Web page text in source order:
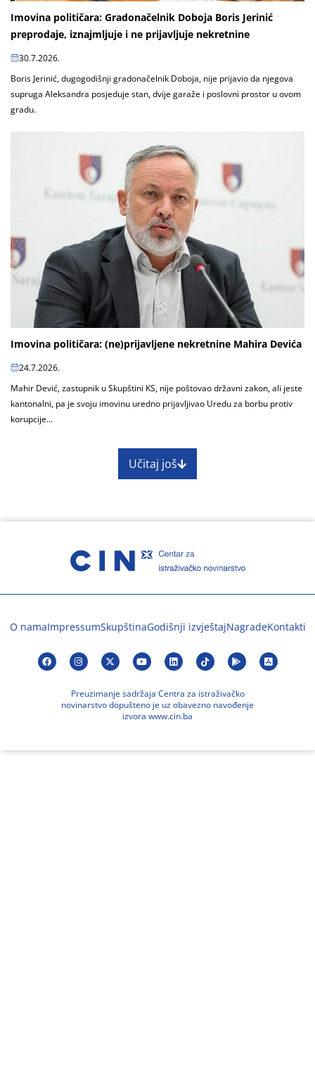
Imovina političara: Gradonačelnik Doboja Boris Jerinić
preprodaje, iznajmljuje i ne prijavljuje nekretnine
30.7.2026.
Boris Jerinić, dugogodišnji gradonačelnik Doboja, nije prijavio da njegova
supruga Aleksandra posjeduje stan, dvije garaže i poslovni prostor u ovom
gradu.
Imovina političara: (ne)prijavljene nekretnine Mahira Devića
24.7.2026.
Mahir Dević, zastupnik u Skupštini KS, nije poštovao državni zakon, ali jeste
kantonalni, pa je svoju imovinu uredno prijavljivao Uredu za borbu protiv
korupcije...
Učitaj još
O namaImpressumSkupštinaGodišnji izvještajNagradeKontakti
Preuzimanje sadržaja Centra za istraživačko
novinarstvo dopušteno je uz obavezno navođenje
izvora www.cin.ba